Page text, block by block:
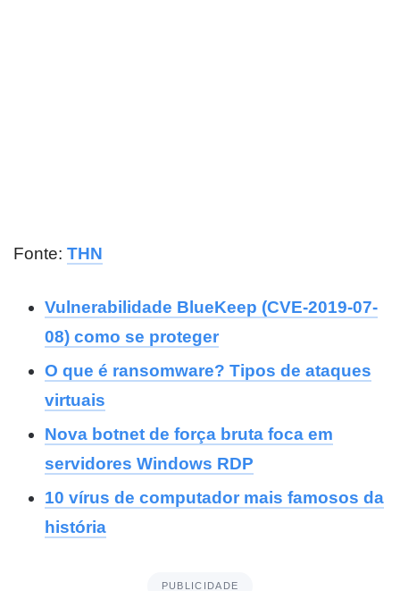
Fonte: THN
Vulnerabilidade BlueKeep (CVE-2019-07-
08) como se proteger
O que é ransomware? Tipos de ataques
virtuais
Nova botnet de força bruta foca em
servidores Windows RDP
10 vírus de computador mais famosos da
história
PUBLICIDADE